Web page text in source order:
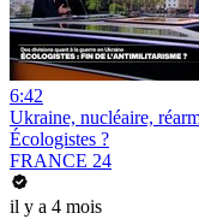
6:42
Ukraine, nucléaire,
Écologistes ?
FRANCE 24
il y a 4 mois